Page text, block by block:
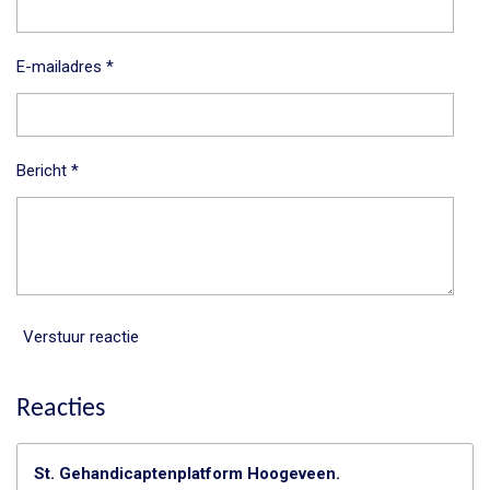
E-mailadres *
Bericht *
Verstuur reactie
Reacties
St. Gehandicaptenplatform Hoogeveen.